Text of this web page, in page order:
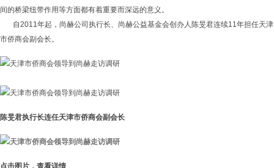
间的桥梁纽带作用等方面都有着重要而深远的意义。
自2011年起，尚赫公司执行长、尚赫公益基金会创办人陈旻君连续11年担任天津
市侨商会副会长。
陈旻君执行长连任天津市侨商会副会长
点击图片，查看详情